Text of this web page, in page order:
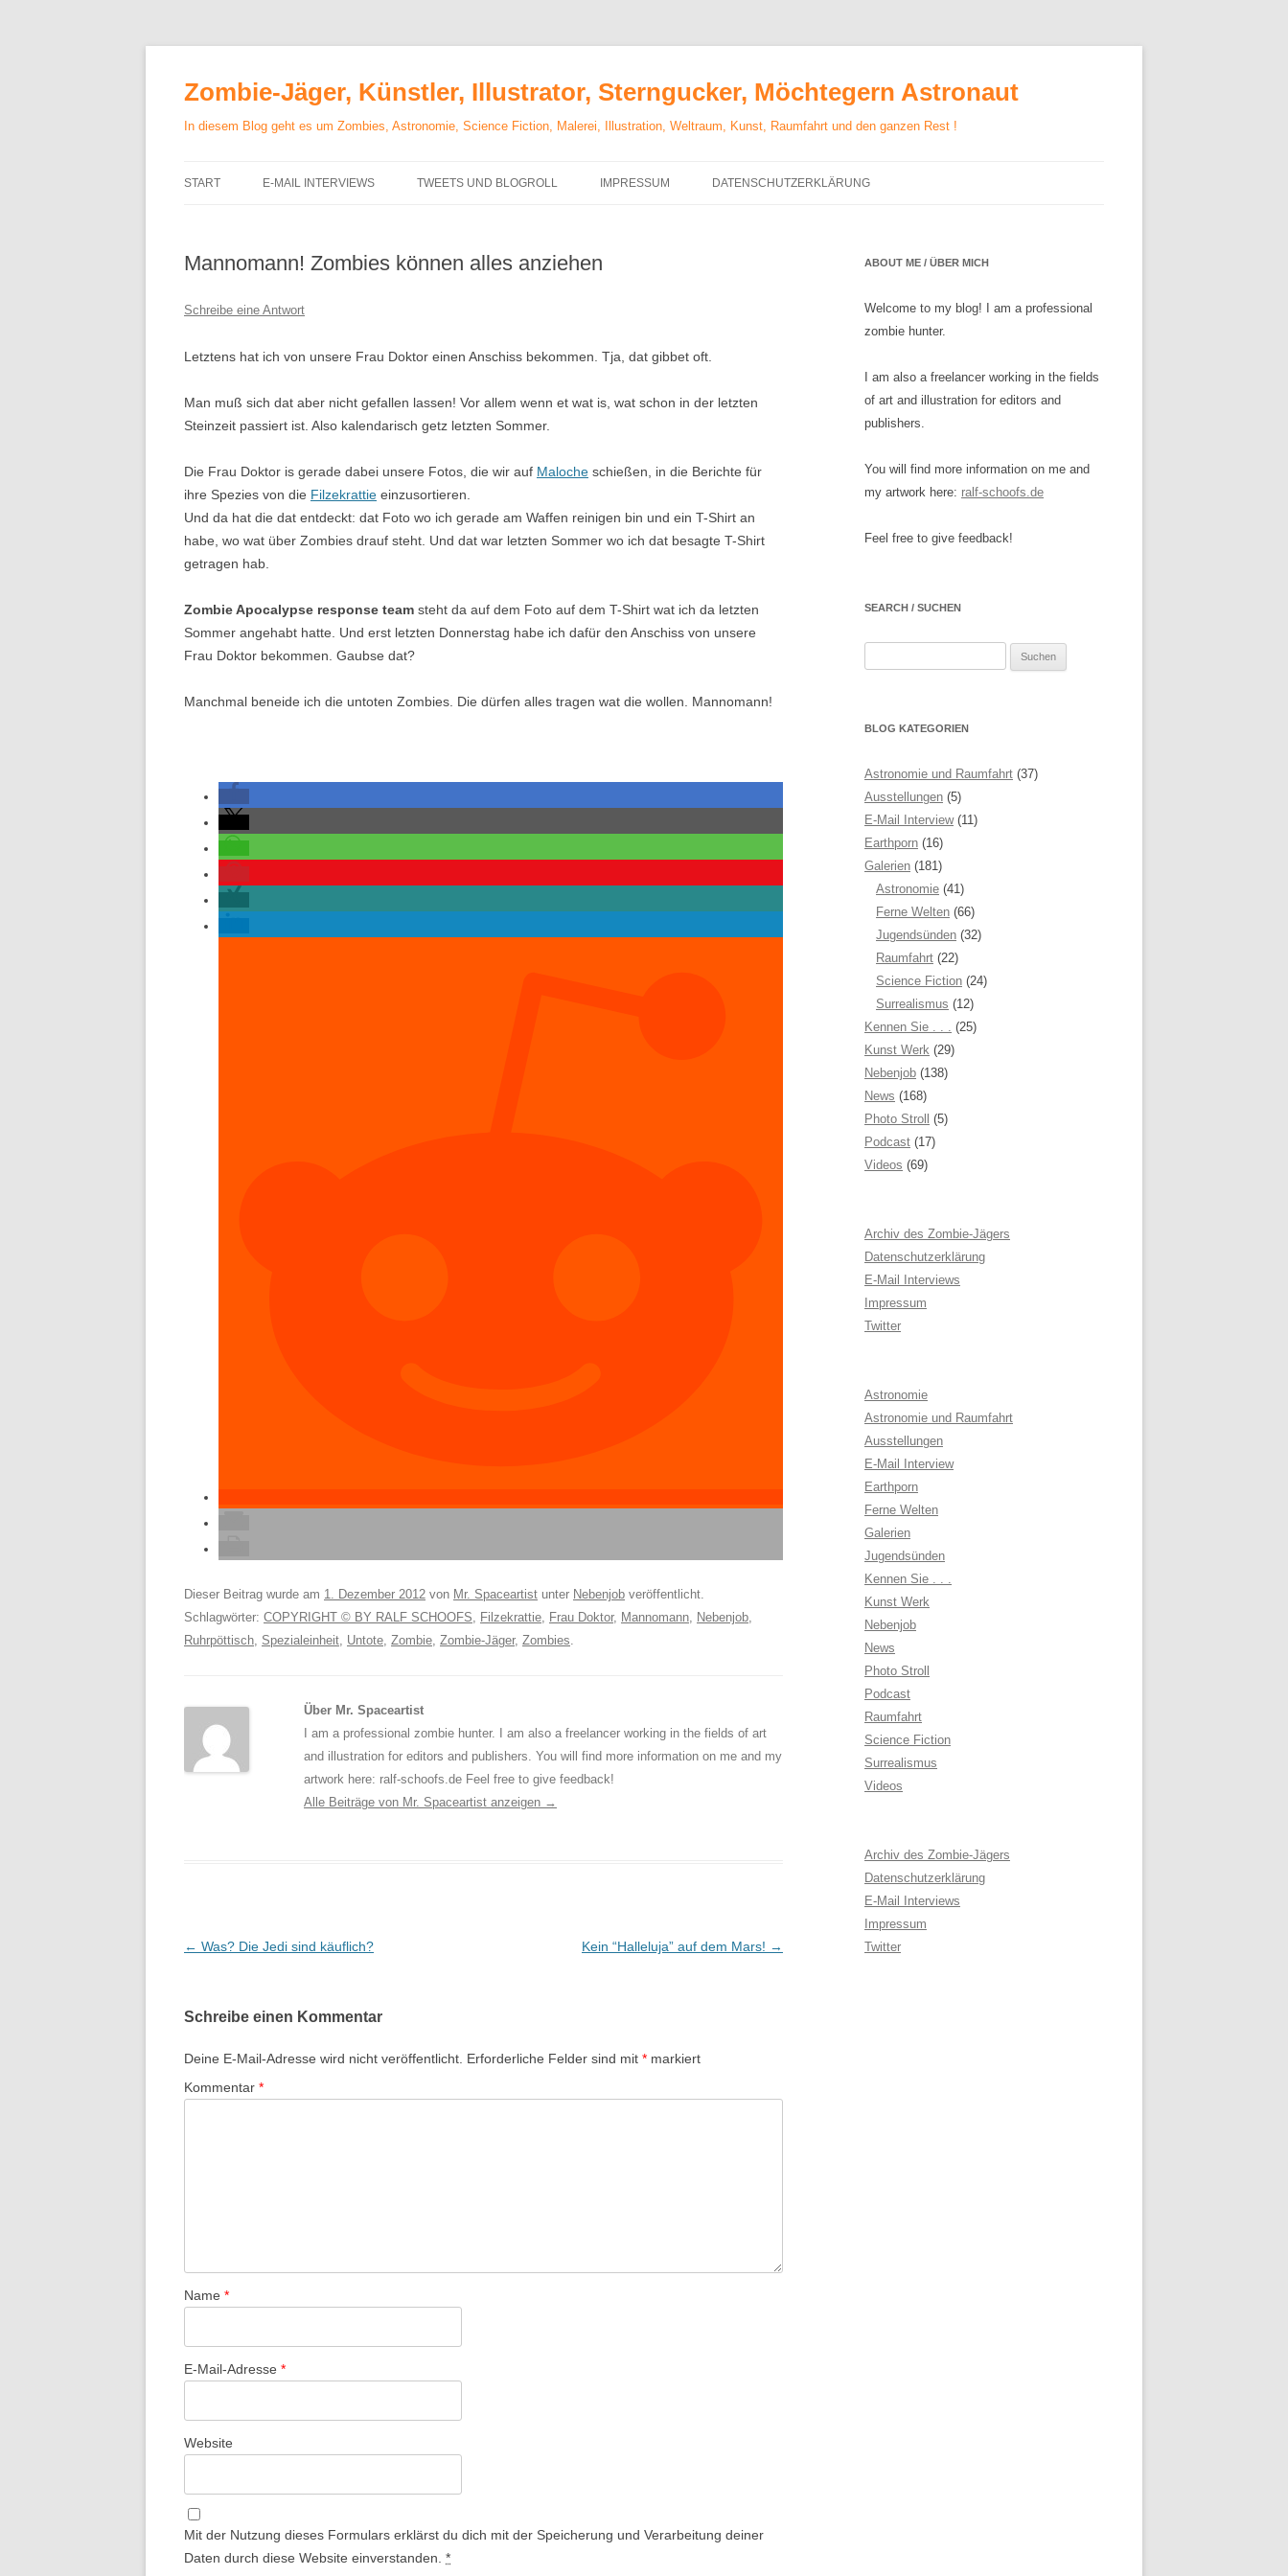
Zombie-Jäger, Künstler, Illustrator, Sterngucker, Möchtegern Astronaut
In diesem Blog geht es um Zombies, Astronomie, Science Fiction, Malerei, Illustration, Weltraum, Kunst, Raumfahrt und den ganzen Rest !
START E-MAIL INTERVIEWS TWEETS UND BLOGROLL IMPRESSUM DATENSCHUTZERKLÄRUNG
Mannomann! Zombies können alles anziehen
Schreibe eine Antwort
Letztens hat ich von unsere Frau Doktor einen Anschiss bekommen. Tja, dat gibbet oft.
Man muß sich dat aber nicht gefallen lassen! Vor allem wenn et wat is, wat schon in der letzten
Steinzeit passiert ist. Also kalendarisch getz letzten Sommer.
Die Frau Doktor is gerade dabei unsere Fotos, die wir auf Maloche schießen, in die Berichte für
ihre Spezies von die Filzekrattie einzusortieren.
Und da hat die dat entdeckt: dat Foto wo ich gerade am Waffen reinigen bin und ein T-Shirt an
habe, wo wat über Zombies drauf steht. Und dat war letzten Sommer wo ich dat besagte T-Shirt
getragen hab.
Zombie Apocalypse response team steht da auf dem Foto auf dem T-Shirt wat ich da letzten
Sommer angehabt hatte. Und erst letzten Donnerstag habe ich dafür den Anschiss von unsere
Frau Doktor bekommen. Gaubse dat?
Manchmal beneide ich die untoten Zombies. Die dürfen alles tragen wat die wollen. Mannomann!
Dieser Beitrag wurde am 1. Dezember 2012 von Mr. Spaceartist unter Nebenjob veröffentlicht.
Schlagwörter: COPYRIGHT © BY RALF SCHOOFS Filzekrattie Frau Doktor, Mannomann Nebenjob
Ruhrpöttisch Spezialeinheit Untote Zombie Zombie-Jäger, Zombies
Über Mr. Spaceartist
I am a professional zombie hunter. I am also a freelancer working in the fields of art
and illustration for editors and publishers. You will find more information on me and my
artwork here: ralf-schoofs.de Feel free to give feedback!
Alle Beiträge von Mr. Spaceartist anzeigen →
Beitragsnavigation
← Was? Die Jedi sind käuflich? Kein “Halleluja” auf dem Mars! →
Schreibe einen Kommentar
Deine E-Mail-Adresse wird nicht veröffentlicht. Erforderliche Felder sind mit * markiert
Kommentar *
Name *
E-Mail-Adresse *
Website
Mit der Nutzung dieses Formulars erklärst du dich mit der Speicherung und Verarbeitung deiner
Daten durch diese Website einverstanden. *
ABOUT ME / ÜBER MICH
Welcome to my blog! I am a professional
zombie hunter.
I am also a freelancer working in the fields
of art and illustration for editors and
publishers.
You will find more information on me and
my artwork here: ralf-schoofs.de
Feel free to give feedback!
SEARCH / SUCHEN
BLOG KATEGORIEN
Astronomie und Raumfahrt (37)
Ausstellungen (5)
E-Mail Interview(11)
Earthporn (16)
Galerien (181)
Astronomie (41)
Ferne Welten (66)
Jugendsünden (32)
Raumfahrt (22)
Science Fiction (24)
Surrealismus (12)
Kennen Sie . . . (25)
Kunst Werk (29)
Nebenjob (138)
News (168)
Photo Stroll
(5)
Podcast (17)
Videos (69)
Archiv des Zombie-Jägers
Datenschutzerklärung
E-Mail Interviews
Impressum
Twitter
Astronomie
Astronomie und Raumfahrt
Ausstellungen
E-Mail Interview
Earthporn
Ferne Welten
Galerien
Jugendsünden
Kennen Sie . . .
Kunst Werk
Nebenjob
News
Photo Stroll
Podcast
Raumfahrt
Science Fiction
Surrealismus
Videos
Archiv des Zombie-Jägers
Datenschutzerklärung
E-Mail Interviews
Impressum
Twitter